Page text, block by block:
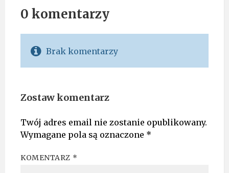
0 komentarzy
Brak komentarzy
Zostaw komentarz
Twój adres email nie zostanie opublikowany.
Wymagane pola są oznaczone *
KOMENTARZ *